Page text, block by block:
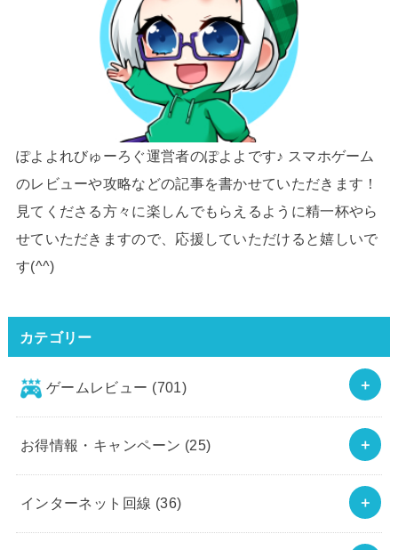
ぽよよれびゅーろぐ運営者のぽよよです♪ スマホゲーム
のレビューや攻略などの記事を書かせていただきます！
見てくださる方々に楽しんでもらえるように精一杯やら
せていただきますので、応援していただけると嬉しいで
す(^^)
カテゴリー
ゲームレビュー (701)
お得情報・キャンペーン (25)
インターネット回線 (36)